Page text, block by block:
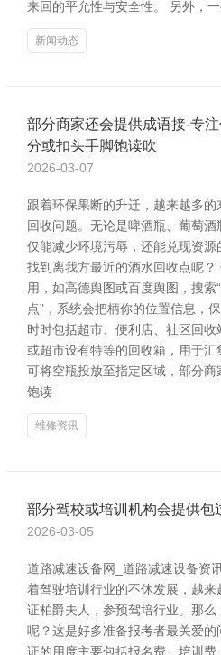
来回的平允性与安全性。 另外，
新闻动态
部分商家还会提供成语接-专
分或扣头手脚饱读吹
2026-03-07
跟着环保果断的升迁，越来越多
回收问题。无论是啤酒瓶、葡萄
仅能减少环境污辱，还能兑现资
找到离我方最近的酒水回收点呢
用，如高德舆图或百度舆图，搜索
点”，系统会把柄你的位置信息，
时时包括超市、便利店、社区回
或超市设有特等的回收箱，用于汇
可将空瓶投放至指定区域，部分
饱读
维修资讯
部分驾校或培训机构会提供包
2026-03-05
道路减速设备网_道路减速设备资
着驾驶培训行业的不休发展，越
证柏爵夫人，参预驾培行业。那
呢？这是好多准备报考者最关爱
证的用度主要包括报名费、培训